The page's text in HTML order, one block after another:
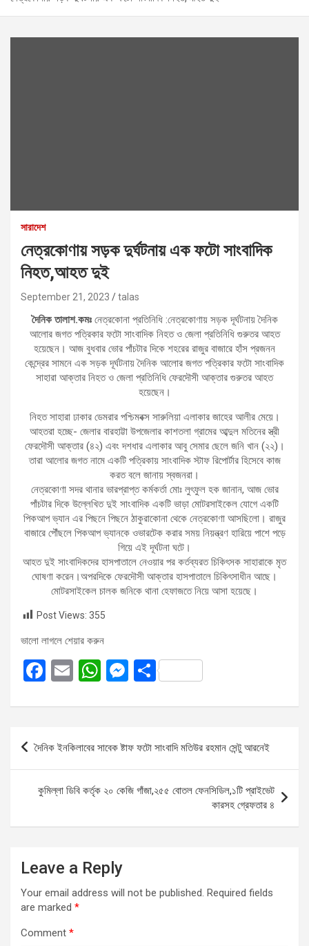
সারাদেশ
নেত্রকোণায় সড়ক দুর্ঘটনায় এক ফটো সাংবাদিক
নিহত,আহত দুই
September 21, 2023 talas
দৈনিক তালাশ.কমঃ নেত্রকোনা প্রতিনিধি :নেত্রকোণায় সড়ক দূর্ঘটনায় দৈনিক
আলোর জগত পত্রিকার ফটো সাংবাদিক নিহত ও জেলা প্রতিনিধি গুরুতর আহত
হয়েছেন। আজ বুধবার ভোর পাঁচটার দিকে শহরের রাজুর বাজারে হাঁস প্রজনন
কেন্দ্রের সামনে এক সড়ক দূর্ঘটনায় দৈনিক আলোর জগত পত্রিকার ফটো সাংবাদিক
সাহারা আক্তার নিহত ও জেলা প্রতিনিধি ফেরদৌসী আক্তার গুরুতর আহত
হয়েছেন।
নিহত সাহারা ঢাকার ডেমরার পশ্চিমবক্স সারুলিয়া এলাকার জাহের আলীর মেয়ে।
আহতরা হচ্ছে- জেলার বারহাট্টা উপজেলার কাশতলা গ্রামের আব্দুল মতিনের স্ত্রী
ফেরদৌসী আক্তার (৪২) এবং দশধার এলাকার আবু সেমার ছেলে জনি খান (২২)।
তারা আলোর জগত নামে একটি পত্রিকায় সাংবাদিক স্টাফ রিপোর্টার হিসেবে কাজ
করত বলে জানায় স্বজনরা।
নেত্রকোণা সদর থানার ভারপ্রাপ্ত কর্মকর্তা মোঃ লুৎফুল হক জানান, আজ ভোর
পাঁচটার দিকে উল্লেখিত দুই সাংবাদিক একটি ভাড়া মোটরসাইকেল যোগে একটি
পিকআপ ভ্যান এর পিছনে পিছনে ঠাকুরাকোনা থেকে নেত্রকোণা আসছিলো। রাজুর
বাজারে পৌঁছলে পিকআপ ভ্যানকে ওভারটেক করার সময় নিয়ন্ত্রণ হারিয়ে পাশে পড়ে
গিয়ে এই দূর্ঘটনা ঘটে।
আহত দুই সাংবাদিকদের হাসপাতালে নেওয়ার পর কর্তব্যরত চিকিৎসক সাহারাকে মৃত
ঘোষণা করেন।অপরদিকে ফেরদৌসী আক্তার হাসপাতালে চিকিৎসাধীন আছে।
মোটরসাইকেল চালক জনিকে থানা হেফাজতে নিয়ে আসা হয়েছে।
Post Views: 355
ভালো লাগলে শেয়ার করুন
F
ce
b
o
o
k
E
ail
W
at
A
p
M
se
g
er
S
ar
Post
দৈনিক ইনকিলাবের সাবেক ষ্টাফ ফটো সাংবাদি মতিউর রহমান সেন্টু আরনেই
কুমিল্লা ডিবি কর্তৃক ২০ কেজি গাঁজা,২৫৫ বোতল ফেনসিডিল,১টি প্রাইভেট
কারসহ গ্রেফতার ৪
Leave a Reply
Your email address will not be published. Required fields
are marked *
Comment *